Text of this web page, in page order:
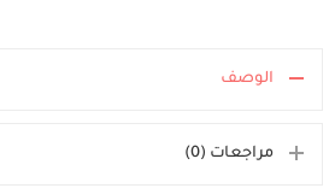
الوصف
مراجعات (0)